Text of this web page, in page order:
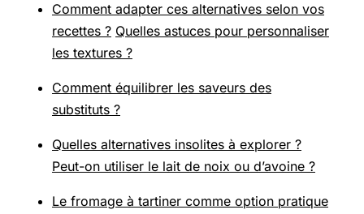
Comment adapter ces alternatives selon vos
recettes ? Quelles astuces pour personnaliser
les textures ?
Comment équilibrer les saveurs des
substituts ?
Quelles alternatives insolites à explorer ?
Peut-on utiliser le lait de noix ou d’avoine ?
Le fromage à tartiner comme option pratique